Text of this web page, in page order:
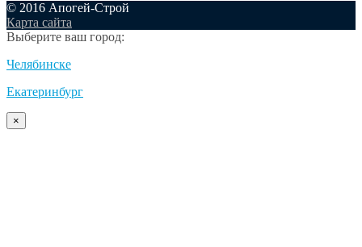
© 2016 Апогей-Строй
Карта сайта
Выберите ваш город:
Челябинске
Екатеринбург
×